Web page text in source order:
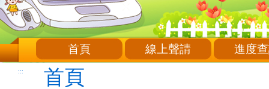
首頁 線上聲請 進度
::: 首頁